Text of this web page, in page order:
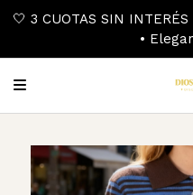
🤍 3 CUOTAS SIN
•